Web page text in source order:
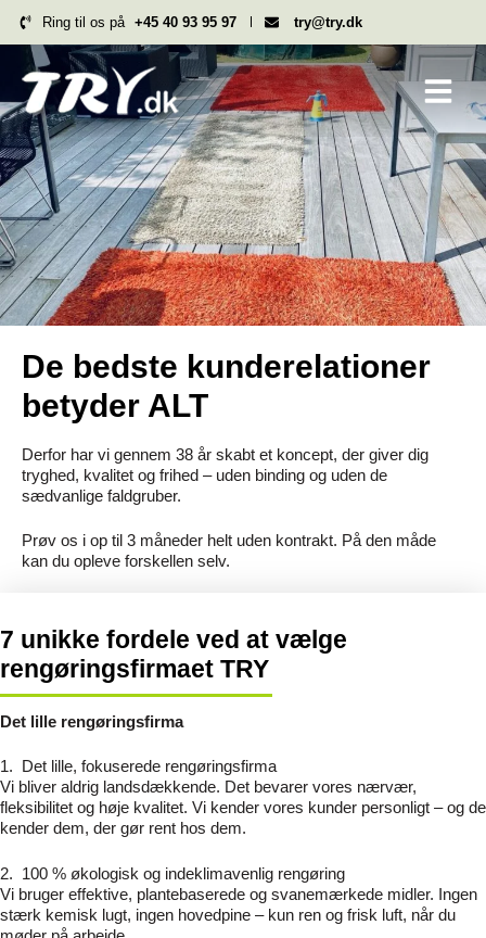
indholdet
Ring til os på +45 40 93 95 97 try@try.dk
De bedste kunderelationer
betyder ALT
Derfor har vi gennem 38 år skabt et koncept, der giver dig
tryghed, kvalitet og frihed – uden binding og uden de
sædvanlige faldgruber.
Prøv os i op til 3 måneder helt uden kontrakt. På den måde
kan du opleve forskellen selv.
7 unikke fordele ved at vælge
rengøringsfirmaet TRY
Det lille rengøringsfirma
1. Det lille, fokuserede rengøringsfirma
Vi bliver aldrig landsdækkende. Det bevarer vores nærvær,
fleksibilitet og høje kvalitet. Vi kender vores kunder personligt – og de
kender dem, der gør rent hos dem.
2. 100 % økologisk og indeklimavenlig rengøring
Vi bruger effektive, plantebaserede og svanemærkede midler. Ingen
stærk kemisk lugt, ingen hovedpine – kun ren og frisk luft, når du